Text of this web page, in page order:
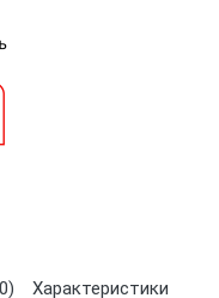
Характеристики